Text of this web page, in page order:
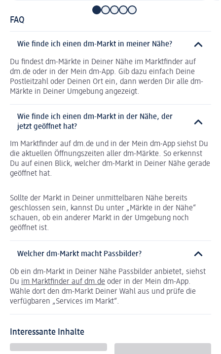
FAQ
Wie finde ich einen dm-Markt in meiner Nähe?
Du findest dm-Märkte in Deiner Nähe im Marktfinder auf
dm.de oder in der Mein dm-App. Gib dazu einfach Deine
Postleitzahl oder Deinen Ort ein, dann werden Dir alle dm-
Märkte in Deiner Umgebung angezeigt.
Wie finde ich einen dm-Markt in der Nähe, der
jetzt geöffnet hat?
Im Marktfinder auf dm.de und in der Mein dm-App siehst Du
die aktuellen Öffnungszeiten aller dm-Märkte. So erkennst
Du auf einen Blick, welcher dm-Markt in Deiner Nähe gerade
geöffnet hat.
Sollte der Markt in Deiner unmittelbaren Nähe bereits
geschlossen sein, kannst Du unter „Märkte in der Nähe“
schauen, ob ein anderer Markt in der Umgebung noch
geöffnet ist.
Welcher dm-Markt macht Passbilder?
Ob ein dm-Markt in Deiner Nähe Passbilder anbietet, siehst
Du im Marktfinder auf dm.de oder in der Mein dm-App.
Wähle dort den dm-Markt Deiner Wahl aus und prüfe die
verfügbaren „Services im Markt“.
Interessante Inhalte